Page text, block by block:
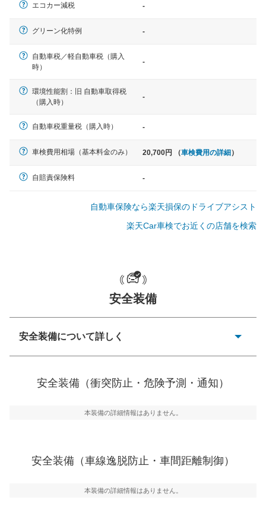
クラウン、アルファード、フォレ
カD:5 など
一般的な荷物のサイズの目安
エコカー減税 -
グリーン化特例 -
自動車税／軽自動車税（購入
時）
-
環境性能割：旧 自動車取得税
（購入時）
-
自動車税重量税（購入時） -
車検費用相場（基本料金のみ） 20,700円 （車検費用の詳細）
自賠責保険料 -
自動車保険なら楽天損保のドライブアシスト
楽天Car車検でお近くの店舗を検索
安全装備
安全装備について詳しく
ーキアシスト、ABSなどが装備されています。
車線逸脱防止
車線のはみだしやふらつきを防止するためにレーンキー
安全装備（衝突防止・危険予測・通知）
本装備の詳細情報はありません。
安全装備（車線逸脱防止・車間距離制御）
本装備の詳細情報はありません。